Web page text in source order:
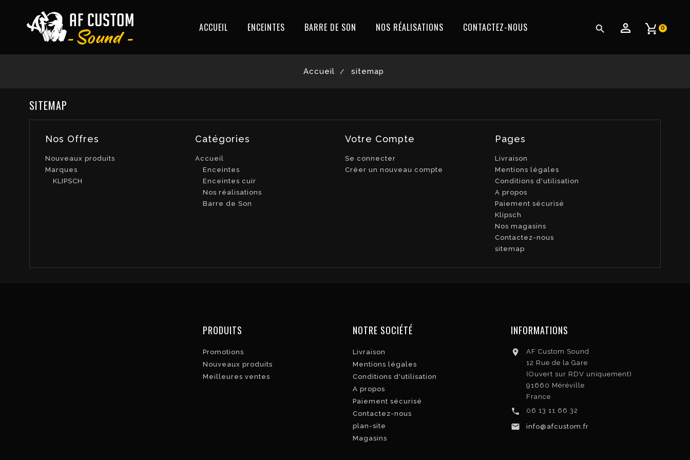
0

ACCUEIL ENCEINTES BARRE DE SON NOS RÉALISATIONS CONTACTEZ-NOUS
Accueil sitemap
SITEMAP
Nos Offres
Nouveaux produits
Marques
KLIPSCH
Catégories
Accueil
Enceintes
Enceintes cuir
Nos réalisations
Barre de Son
Votre Compte
Se connecter
Créer un nouveau compte
Pages
Livraison
Mentions légales
Conditions d'utilisation
A propos
Paiement sécurisé
Klipsch
Nos magasins
Contactez-nous
sitemap
PRODUITS
Promotions
Nouveaux produits
Meilleures ventes
NOTRE SOCIÉTÉ
Livraison
Mentions légales
Conditions d'utilisation
A propos
Paiement sécurisé
Contactez-nous
plan-site
Magasins
INFORMATIONS

AF Custom Sound
12 Rue de la Gare
(Ouvert sur RDV uniquement)
91660 Méréville
France
 06 13 11 66 32
 info@afcustom.fr